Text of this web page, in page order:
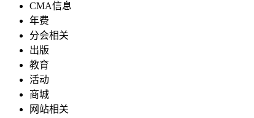
CMA信息
年费
分会相关
出版
教育
活动
商城
网站相关